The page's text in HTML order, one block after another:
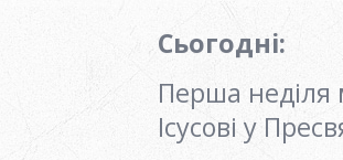
Сьогодні:
Перша неділя
Ісусові у